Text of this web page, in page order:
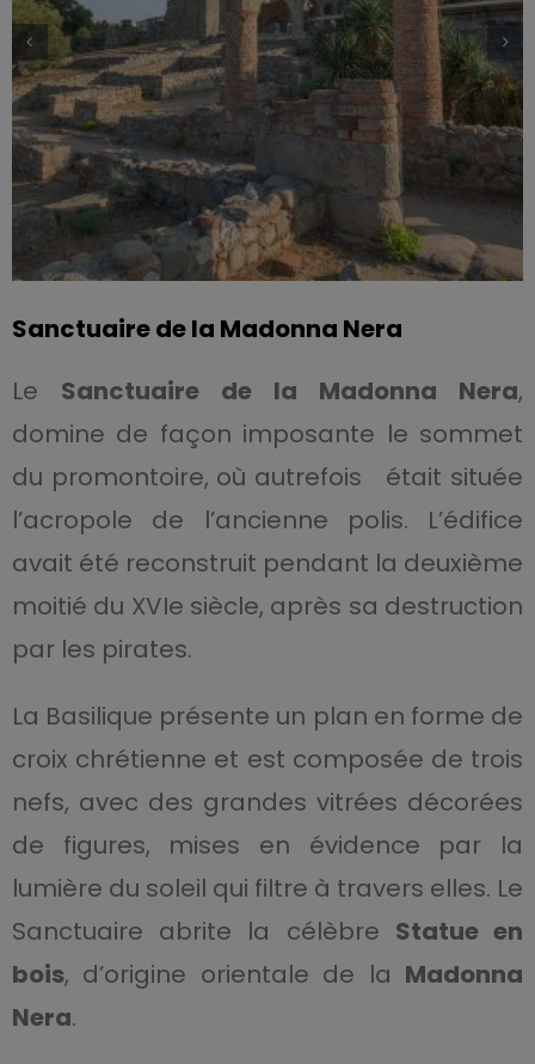
Sanctuaire de la Madonna Nera
Le Sanctuaire de la Madonna Nera,
domine de façon imposante le sommet
du promontoire, où autrefois était située
l’acropole de l’ancienne polis. L’édifice
avait été reconstruit pendant la deuxième
moitié du XVIe siècle, après sa destruction
par les pirates.
La Basilique présente un plan en forme de
croix chrétienne et est composée de trois
nefs, avec des grandes vitrées décorées
de figures, mises en évidence par la
lumière du soleil qui filtre à travers elles. Le
Sanctuaire abrite la célèbre Statue en
bois, d’origine orientale de la Madonna
Nera.